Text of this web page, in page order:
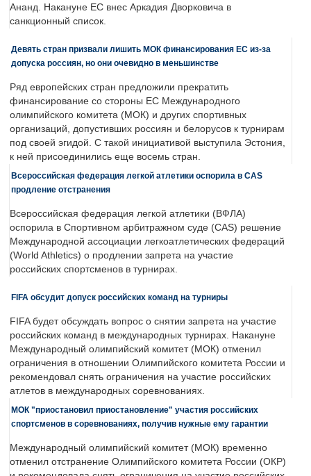
Ананд. Накануне ЕС внес Аркадия Дворковича в
санкционный список.
Девять стран призвали лишить МОК финансирования ЕС из-за
допуска россиян, но они очевидно в меньшинстве
Ряд европейских стран предложили прекратить
финансирование со стороны ЕС Международного
олимпийского комитета (МОК) и других спортивных
организаций, допустивших россиян и белорусов к турнирам
под своей эгидой. С такой инициативой выступила Эстония,
к ней присоединились еще восемь стран.
Всероссийская федерация легкой атлетики оспорила в CAS
продление отстранения
Всероссийская федерация легкой атлетики (ВФЛА)
оспорила в Спортивном арбитражном суде (CAS) решение
Международной ассоциации легкоатлетических федераций
(World Athletics) о продлении запрета на участие
российских спортсменов в турнирах.
FIFA обсудит допуск российских команд на турниры
FIFA будет обсуждать вопрос о снятии запрета на участие
российских команд в международных турнирах. Накануне
Международный олимпийский комитет (МОК) отменил
ограничения в отношении Олимпийского комитета России и
рекомендовал снять ограничения на участие российских
атлетов в международных соревнованиях.
МОК "приостановил приостановление" участия российских
спортсменов в соревнованиях, получив нужные ему гарантии
Международный олимпийский комитет (МОК) временно
отменил отстранение Олимпийского комитета России (ОКР)